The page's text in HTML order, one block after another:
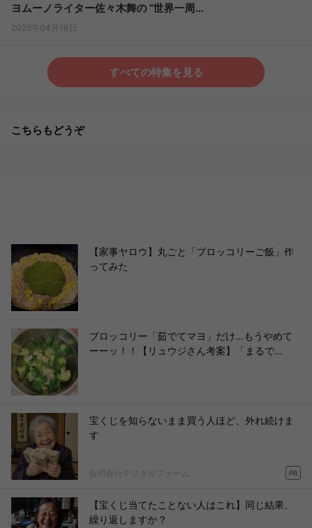
ヨムーノライター佐々木舞の “世界一周...
2025年04月18日
すべての特集を見る
こちらもどうぞ
【家事ヤロウ】丸ごと「ブロッコリーご飯」作
ってみた
ブロッコリー「茹でてマヨ」だけ…もうやめて
ーーッ！！【リュウジさん考案】「まるで...
宝くじを知らないまま買う人ほど、外れ続けま
す
合同会社デジタルファーム PR
【宝くじ当てたことない人はこれ】同じ結果、
繰り返しますか？